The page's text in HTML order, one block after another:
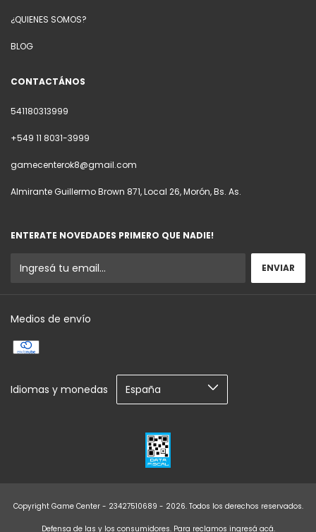
¿QUIENES SOMOS?
BLOG
CONTACTÁNOS
541180313999
+549 11 8031-3999
gamecenterok8@gmail.com
Almirante Guillermo Brown 871, Local 26, Morón, Bs. As.
ENTERATE NOVEDADES PRIMERO QUE NADIE!
Medios de envío
Idiomas y monedas
Copyright Game Center - 23427510689 - 2026. Todos los derechos reservados.
Defensa de las y los consumidores. Para reclamos ingresá acá.